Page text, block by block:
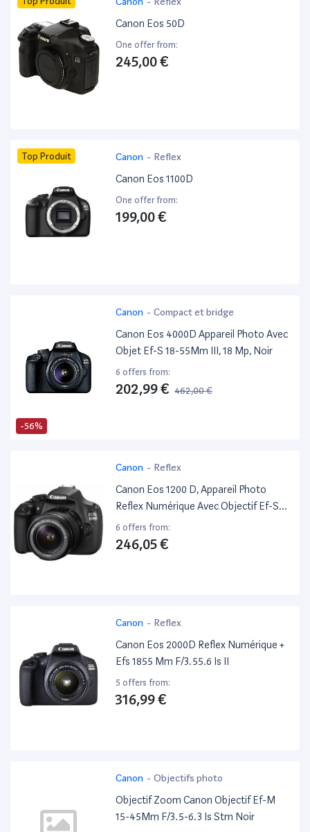
Canon Eos 50D
One offer from:
245,00 €
Top Produit Canon - Reflex
Canon Eos 1100D
One offer from:
199,00 €
-56%
Canon - Compact et bridge
Canon Eos 4000D Appareil Photo Avec
Objet Ef-S 18-55Mm III, 18 Mp, Noir
6 offers from:
202,99 € 462,00 €
Canon - Reflex
Canon Eos 1200 D, Appareil Photo
Reflex Numérique Avec Objectif Ef-S
18–55 Mm F/3. 5–5.6 III Objectif
6 offers from:
246,05 €
Canon - Reflex
Canon Eos 2000D Reflex Numérique +
Efs 1855 Mm F/3.55.6 Is II
5 offers from:
316,99 €
Canon - Objectifs photo
Objectif Zoom Canon Objectif Ef-M
15-45Mm F/3.5-6.3 Is Stm Noir